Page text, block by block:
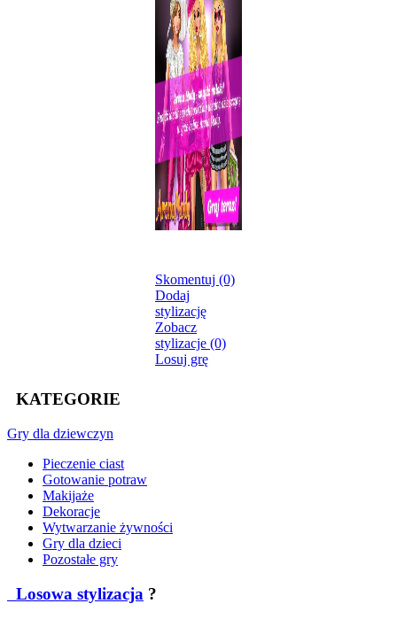
Skomentuj (0)
Dodaj
stylizację
Zobacz
stylizacje (0)
Losuj grę
KATEGORIE
Gry dla dziewczyn
Pieczenie ciast
Gotowanie potraw
Makijaże
Dekoracje
Wytwarzanie żywności
Gry dla dzieci
Pozostałe gry
Losowa stylizacja ?